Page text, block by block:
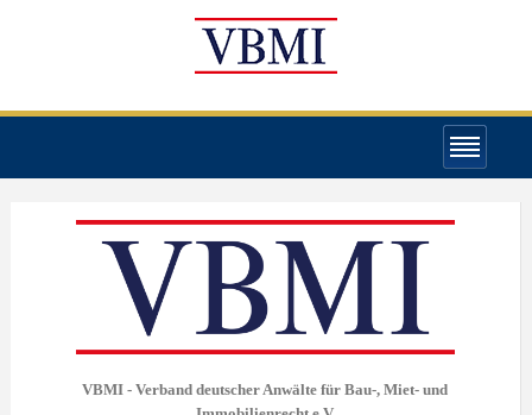
VBMI - Verband deutscher Anwälte für Bau-, Miet- und